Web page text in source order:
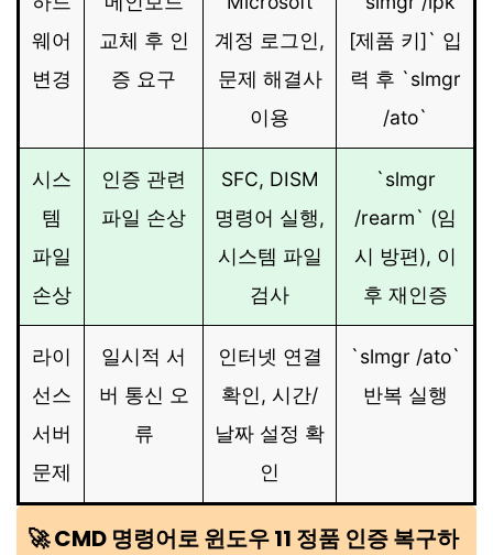
웨어
변경
교체 후 인
증 요구
계정 로그인,
문제 해결사
이용
[제품 키]` 입
력 후 `slmgr
/ato`
시스
템
파일
손상
인증 관련
파일 손상
SFC, DISM
명령어 실행,
시스템 파일
검사
`slmgr
/rearm` (임
시 방편), 이
후 재인증
라이
선스
서버
문제
일시적 서
버 통신 오
류
인터넷 연결
확인, 시간/
날짜 설정 확
인
`slmgr /ato`
반복 실행
🚀 CMD 명령어로 윈도우 11 정품 인증 복구하